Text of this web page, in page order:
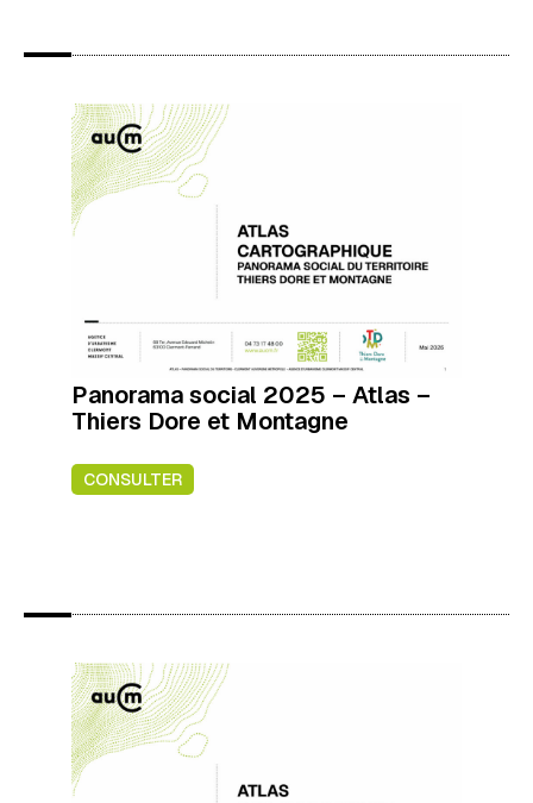
Panorama social 2025 – Atlas –
Thiers Dore et Montagne
CONSULTER